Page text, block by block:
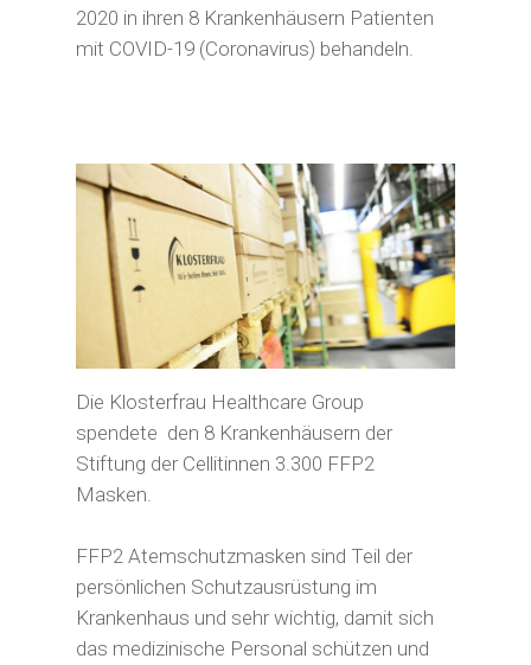
2020 in ihren 8 Krankenhäusern Patienten
mit COVID-19 (Coronavirus) behandeln.
Die Klosterfrau Healthcare Group
spendete den 8 Krankenhäusern der
Stiftung der Cellitinnen 3.300 FFP2
Masken.
FFP2 Atemschutzmasken sind Teil der
persönlichen Schutzausrüstung im
Krankenhaus und sehr wichtig, damit sich
das medizinische Personal schützen und